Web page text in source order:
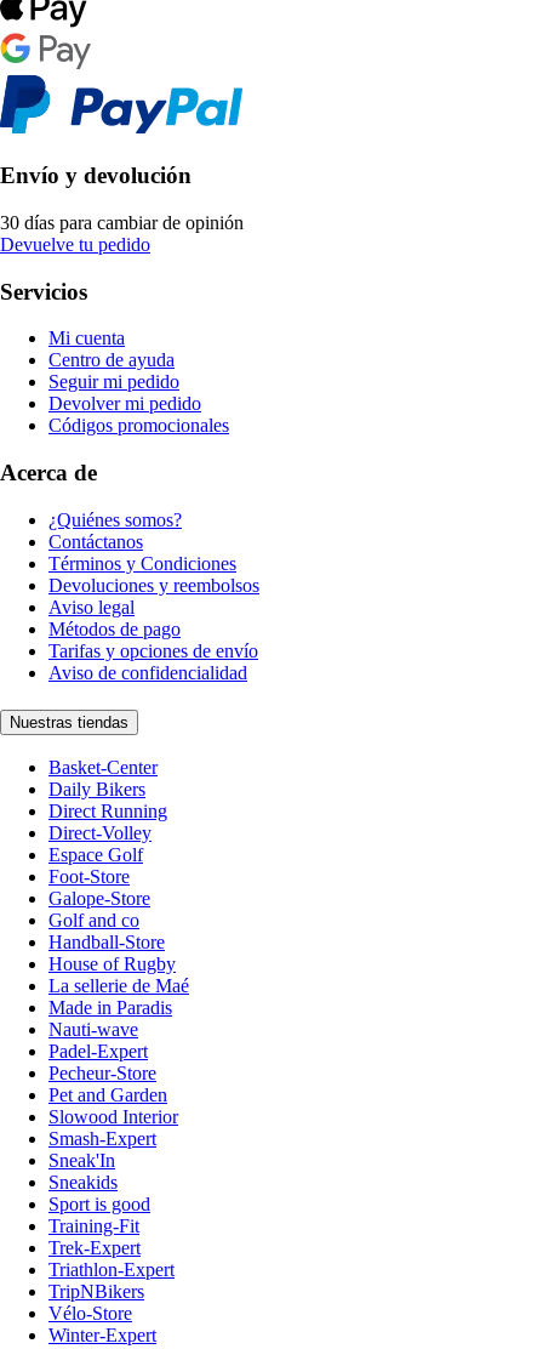
Envío y devolución
30 días para cambiar de opinión
Devuelve tu pedido
Servicios
Mi cuenta
Centro de ayuda
Seguir mi pedido
Devolver mi pedido
Códigos promocionales
Acerca de
¿Quiénes somos?
Contáctanos
Términos y Condiciones
Devoluciones y reembolsos
Aviso legal
Métodos de pago
Tarifas y opciones de envío
Aviso de confidencialidad
Nuestras tiendas
Basket-Center
Daily Bikers
Direct Running
Direct-Volley
Espace Golf
Foot-Store
Galope-Store
Golf and co
Handball-Store
House of Rugby
La sellerie de Maé
Made in Paradis
Nauti-wave
Padel-Expert
Pecheur-Store
Pet and Garden
Slowood Interior
Smash-Expert
Sneak'In
Sneakids
Sport is good
Training-Fit
Trek-Expert
Triathlon-Expert
TripNBikers
Vélo-Store
Winter-Expert